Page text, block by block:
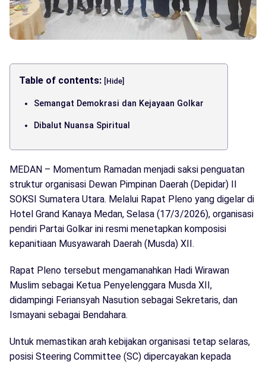
Table of contents: [Hide]
Semangat Demokrasi dan Kejayaan Golkar
Dibalut Nuansa Spiritual
MEDAN – Momentum Ramadan menjadi saksi penguatan
struktur organisasi Dewan Pimpinan Daerah (Depidar) II
SOKSI Sumatera Utara. Melalui Rapat Pleno yang digelar di
Hotel Grand Kanaya Medan, Selasa (17/3/2026), organisasi
pendiri Partai Golkar ini resmi menetapkan komposisi
kepanitiaan Musyawarah Daerah (Musda) XII.
Rapat Pleno tersebut mengamanahkan Hadi Wirawan
Muslim sebagai Ketua Penyelenggara Musda XII,
didampingi Feriansyah Nasution sebagai Sekretaris, dan
Ismayani sebagai Bendahara.
Untuk memastikan arah kebijakan organisasi tetap selaras,
posisi Steering Committee (SC) dipercayakan kepada